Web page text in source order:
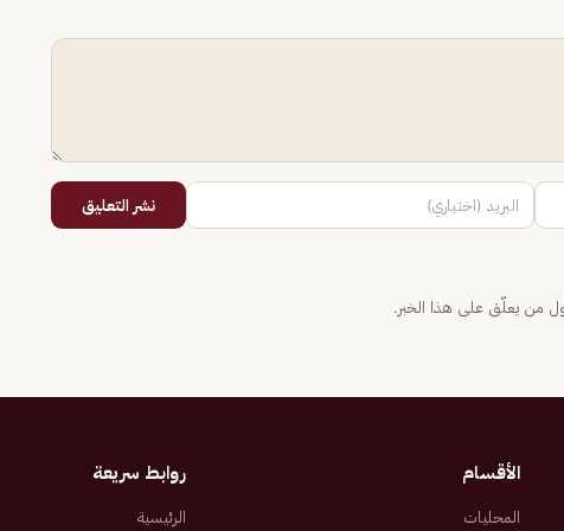
نشر التعليق
من يعلّق على هذا الخبر.
الأقسام
المحليات
روابط سريعة
الرئيسية